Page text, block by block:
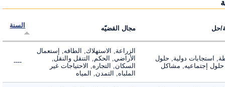
مجال القضيّه السنة
استجابات دولية, حلول
إجتماعيه, مشاكل
الزراعة, الاستهلاك, الطاقه, إستعمال
الأراضي, الحكم, التنقل والنقل,
السكان, التجاره, الاحتياجات غير
الملباه, التمدن, المياه
----